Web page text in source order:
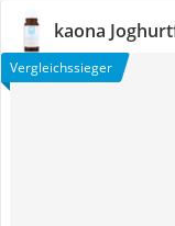
kaona
Vergleichssieger